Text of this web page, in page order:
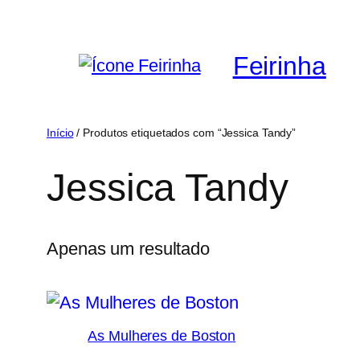
Feirinha
Início/ Produtos etiquetados com “Jessica Tandy”
Jessica Tandy
Apenas um resultado
As Mulheres de Boston